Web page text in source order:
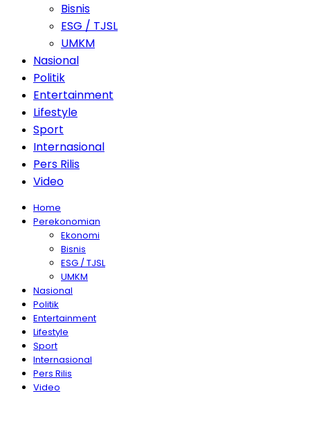
Bisnis
ESG / TJSL
UMKM
Nasional
Politik
Entertainment
Lifestyle
Sport
Internasional
Pers Rilis
Video
Home
Perekonomian
Ekonomi
Bisnis
ESG / TJSL
UMKM
Nasional
Politik
Entertainment
Lifestyle
Sport
Internasional
Pers Rilis
Video